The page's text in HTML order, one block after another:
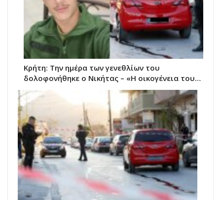
Κρήτη: Την ημέρα των γενεθλίων του
δολοφονήθηκε ο Νικήτας – «Η οικογένεια του…